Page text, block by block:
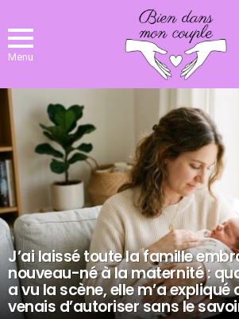
Menu
NOS
DERNIERS
ARTICLES
J’ai laissé toute la famille
nouveau-né à la maternité :
a vu la scène, elle m’a expliqué
venais d’autoriser sans le